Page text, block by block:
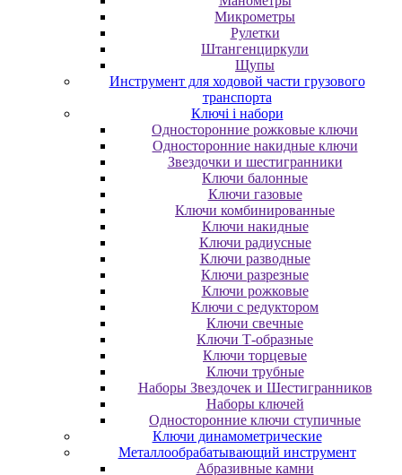
Микрометры
Рулетки
Штангенциркули
Щупы
Инструмент для ходовой части грузового
транспорта
Ключі і набори
Oднocтopoнниe poжкoвыe ключи
Oднocтopoнниe нaкидныe ключи
Звездочки и шестигранники
Ключи балонные
Ключи газовые
Ключи комбинированные
Ключи накидные
Ключи радиусные
Ключи разводные
Ключи разрезные
Ключи рожковые
Ключи с редуктором
Ключи свечные
Ключи Т-образные
Ключи торцевые
Ключи трубные
Наборы Звездочек и Шестигранников
Наборы ключей
Односторонние ключи ступичные
Ключи динамометрические
Металлообрабатывающий инструмент
Абразивные камни